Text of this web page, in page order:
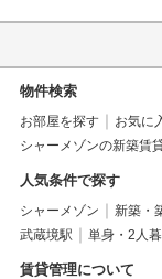
物件検索
お部屋を探す お気に
シャーメゾンの新築賃
人気条件で探す
シャーメゾン 新築・
武蔵境駅
単身・2人
賃貸管理について